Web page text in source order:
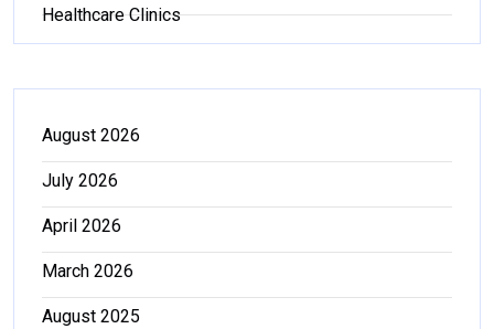
Healthcare Clinics
August 2026
July 2026
April 2026
March 2026
August 2025